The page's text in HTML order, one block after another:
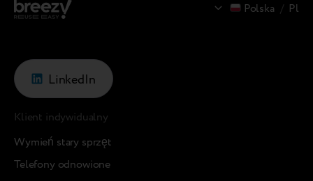
Polska / Pl
LinkedIn
Klient indywidualny
Wymień stary sprzęt
Telefony odnowione